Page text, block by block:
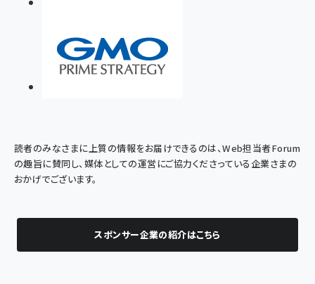
読者のみなさまに上質の情報をお届けできるのは、Web担当者Forum
の趣旨に賛同し、媒体としての運営にご協力くださっている企業さまの
おかげでございます。
スポンサー企業の紹介はこちら